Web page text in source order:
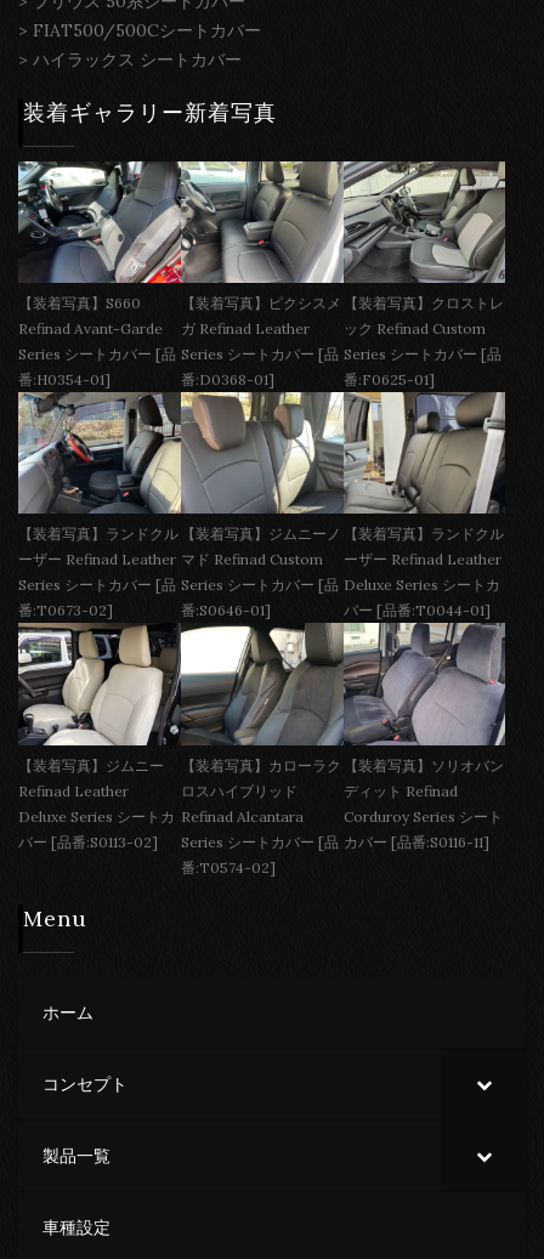
> FIAT500/500Cシートカバー
> ハイラックス シートカバー
装着ギャラリー新着写真
【装着写真】S660
Refinad Avant-Garde
Series シートカバー [品
番:H0354-01]
【装着写真】ピクシスメ
ガ Refinad Leather
Series シートカバー [品
番:D0368-01]
【装着写真】クロストレ
ック Refinad Custom
Series シートカバー [品
番:F0625-01]
【装着写真】ランドクル
ーザー Refinad Leather
Series シートカバー [品
番:T0673-02]
【装着写真】ジムニーノ
マド Refinad Custom
Series シートカバー [品
番:S0646-01]
【装着写真】ランドクル
ーザー Refinad Leather
Deluxe Series シートカ
バー [品番:T0044-01]
【装着写真】ジムニー
Refinad Leather
Deluxe Series シートカ
バー [品番:S0113-02]
【装着写真】カローラク
ロスハイブリッド
Refinad Alcantara
Series シートカバー [品
番:T0574-02]
【装着写真】ソリオバン
ディット Refinad
Corduroy Series シート
カバー [品番:S0116-11]
Menu
ホーム
コンセプト
製品一覧
車種設定